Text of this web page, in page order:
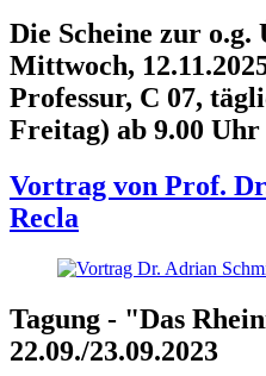
Die Scheine zur o.g.
Mittwoch,
Professur, C 07,
Freitag) ab 9.00
Vortrag von Prof.
Recla
Tagung - "Das
22.09./23.09.2023